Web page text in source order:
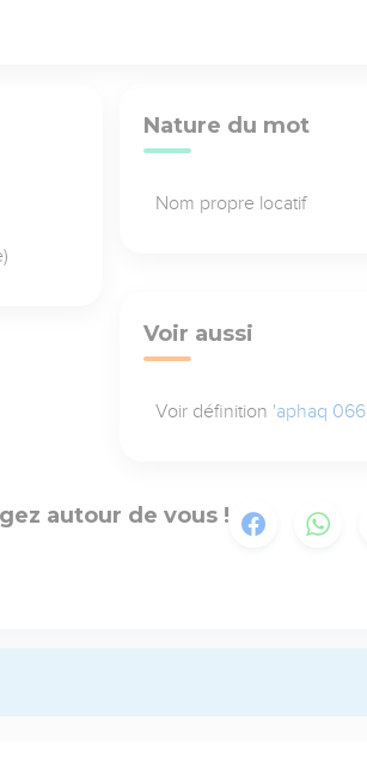
Nature du mot
Nom propre locatif
Voir aussi
Voir définition 'aphaq
autour de vous !